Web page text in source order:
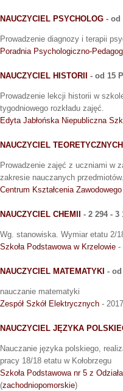
NAUCZYCIEL PSYCHOLOG - od
Prowadzenie diagnozy i terapii
Poradnia Psychologiczno-
NAUCZYCIEL HISTORII - od 15
Prowadzenie lekcji historii w
tygodniowego rozkładu zajęć.
Edyta Jabłońska Niepubliczna
NAUCZYCIEL
Prowadzenie zajęć z uczniami w
zakresie nauczanych przedmiotów.
Centrum Kształcenia
NAUCZYCIEL CHEMII - 2 294 - 3
Wg. stanowiska. Wymiar etatu 2/
Szkoła Podstawowa w Krzelowie -
NAUCZYCIEL MATEMATYKI - od
nauczanie matematyki
Zespół Szkół Elektrycznych -
NAUCZYCIEL JĘZYKA
Nauczanie języka polskiego,
pracy 18/18 etatu w Kołobrzegu
Szkoła Podstawowa nr 5 z
(zachodniopomorskie)